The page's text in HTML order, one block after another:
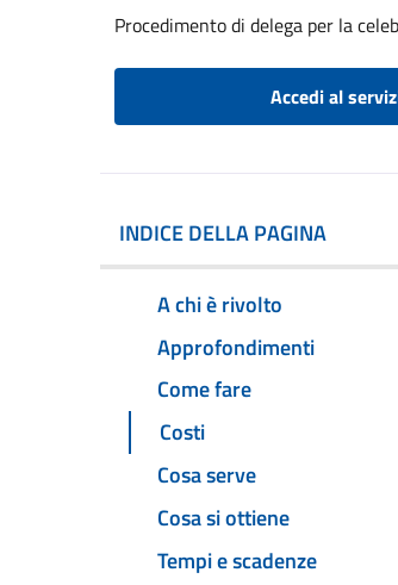
Procedimento di delega per la
Accedi al
INDICE DELLA PAGINA
A chi è rivolto
Approfondimenti
Come fare
Costi
Cosa serve
Cosa si ottiene
Tempi e scadenze